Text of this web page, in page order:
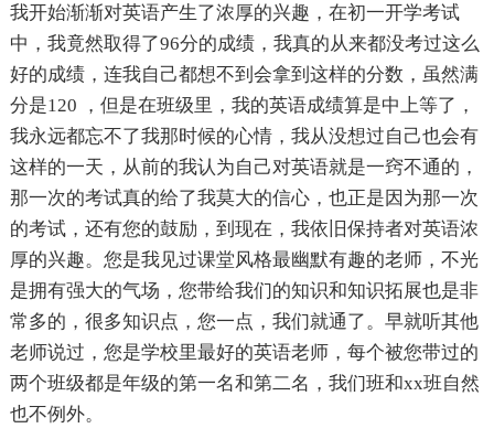
我开始渐渐对英语产生了浓厚的兴趣，在初一开学考试
中，我竟然取得了96分的成绩，我真的从来都没考过这么
好的成绩，连我自己都想不到会拿到这样的分数，虽然满
分是120 ，但是在班级里，我的英语成绩算是中上等了，
我永远都忘不了我那时候的心情，我从没想过自己也会有
这样的一天，从前的我认为自己对英语就是一窍不通的，
那一次的考试真的给了我莫大的信心，也正是因为那一次
的考试，还有您的鼓励，到现在，我依旧保持者对英语浓
厚的兴趣。您是我见过课堂风格最幽默有趣的老师，不光
是拥有强大的气场，您带给我们的知识和知识拓展也是非
常多的，很多知识点，您一点，我们就通了。早就听其他
老师说过，您是学校里最好的英语老师，每个被您带过的
两个班级都是年级的第一名和第二名，我们班和xx班自然
也不例外。